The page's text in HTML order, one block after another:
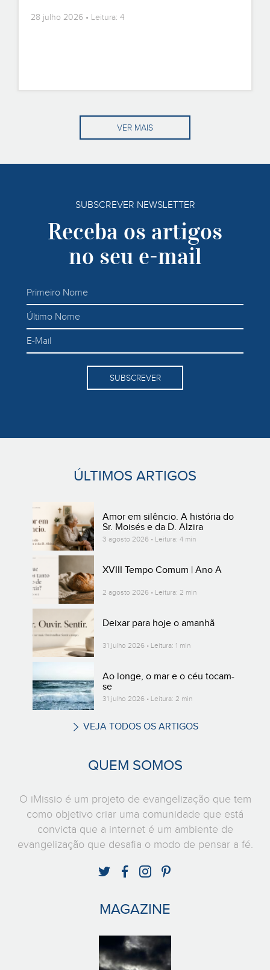
28 julho 2026 • Leitura: 4
VER MAIS
SUBSCREVER NEWSLETTER
Receba os artigos
no seu e-mail
SUBSCREVER
ÚLTIMOS ARTIGOS
Amor em silêncio. A história do
Sr. Moisés e da D. Alzira
3 agosto 2026 • Leitura: 4 min
XVIII Tempo Comum | Ano A
2 agosto 2026 • Leitura: 2 min
Deixar para hoje o amanhã
31 julho 2026 • Leitura: 1 min
Ao longe, o mar e o céu tocam-
se
31 julho 2026 • Leitura: 2 min
VEJA TODOS OS ARTIGOS
QUEM SOMOS
O iMissio é um projeto de evangelização que tem
como objetivo criar uma comunidade que está
convicta que a internet é um ambiente de
evangelização que desafia o modo de pensar a fé.
MAGAZINE